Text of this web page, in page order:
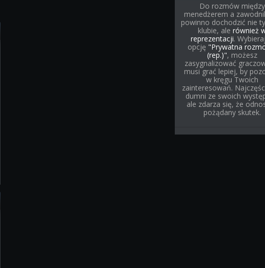
Do rozmów między
menedżerem a
powinno dochodzić nie
klubie, ale również
reprezentacji.
opcję "Prywatna
(rep.)", możesz
zasygnalizować
musi grać lepiej, by
w kręgu Twoich
zainteresowań.
dumni ze swoich
ale zdarza się, że
pożądany skutek.